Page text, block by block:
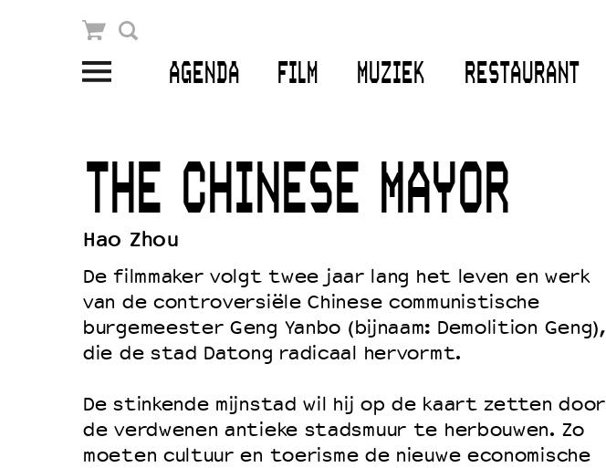
AGENDA FILM MUZIEK RESTAURANT
Winkelmandje
Openingstijden & contact
Bereikbaarheid
Kaartverkoop
EDUCATIE
Schoolvoorstellingen
Filmprogramma’s VO/MBO
Speciale educatieprogramma’s
THE CHINESE MAYOR
Hao Zhou
De filmmaker volgt twee jaar lang het leven en werk
van de controversiële Chinese communistische
burgemeester Geng Yanbo (bijnaam: Demolition Geng),
die de stad Datong radicaal hervormt.
De stinkende mijnstad wil hij op de kaart zetten door
de verdwenen antieke stadsmuur te herbouwen. Zo
moeten cultuur en toerisme de nieuwe economische